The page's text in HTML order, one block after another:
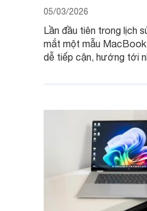
05/03/2026
Lần đầu tiên trong lịch
mắt một mẫu
dễ tiếp cận, hướng tới
hút sự quan tâm lớn từ